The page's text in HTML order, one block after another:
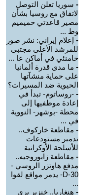
- سوريا تعلن التوصل
لاتفاق مع روسيا بشأن
مصير قاعدتي حميميم
وط ...
- إعلام إيراني: نشر صور
للمرشد الأعلى مجتبى
خامنئي في أماكن عا ...
- ما مدى قدرة ألمانيا
على حماية منشآتها
الحيوية ضد المسيرات؟
- -روساتوم- تبدأ في
إعادة موظفيها إلى
محطة -بوشهر- النووية
في ...
- مقاطعة خاركوف..
تدمير مستودعات
للأسلحة الأوكرانية
- مقاطعة زابوروجيه..
مدفع هاوتزر الروسي -
D-30- يدمر مواقع لقوا
...
- هنغاريا.. خنزير بري